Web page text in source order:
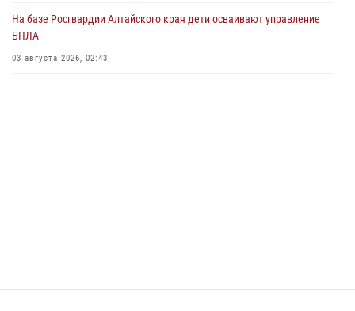
02 июля 2026, 00:55
В краевом управлении вневедомственной охраны Росгвардии по
На базе Росгвардии Алтайского края дети осваивают управление
БПЛА
03 августа 2026, 02:43